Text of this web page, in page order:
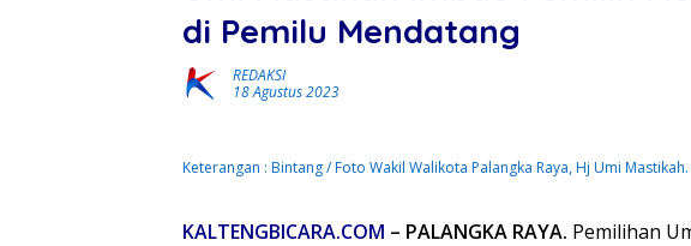
di Pemilu Mendatang
REDAKSI
18 Agustus 2023
Keterangan : Bintang / Foto Wakil Walikota Palangka Raya, Hj Umi Mastikah.
KALTENGBICARA.COM – PALANGKA RAYA. Pemilihan